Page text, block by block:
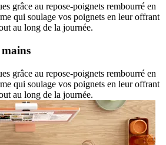
grâce au repose-poignets rembourré en
qui soulage vos poignets en leur offrant
au long de la journée.
grâce au repose-poignets rembourré en
qui soulage vos poignets en leur offrant
au long de la journée.